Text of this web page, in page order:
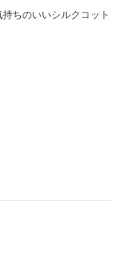
ちのいいシルクコット